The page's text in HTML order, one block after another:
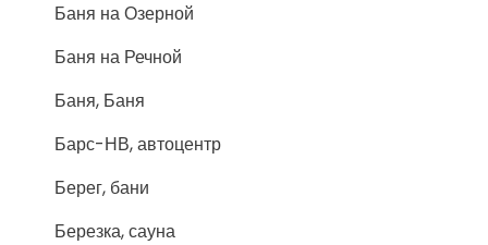
Баня на Озерной
Баня на Речной
Баня, Баня
Барс-НВ, автоцентр
Берег, бани
Березка, сауна